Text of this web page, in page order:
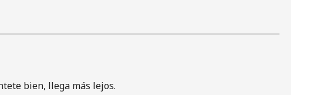
bien, llega más lejos.